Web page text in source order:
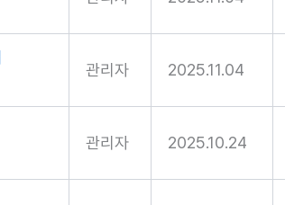
관리자 2025.11.04
관리자 2025.10.24